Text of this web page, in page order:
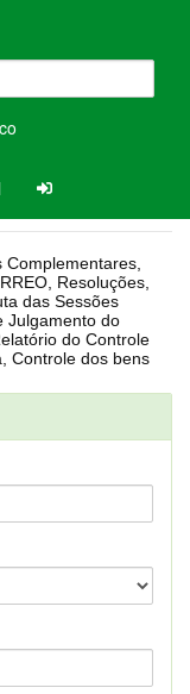
das Sessões
Julgamento do